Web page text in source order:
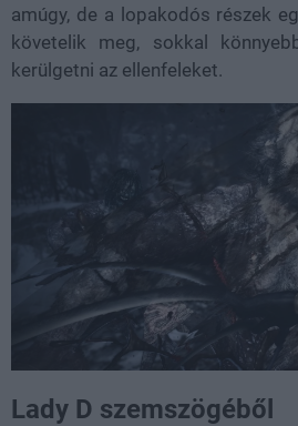
amúgy, de a lopakodós részek
követelik meg, sokkal
kerülgetni az ellenfeleket.
Lady D szemszögéből